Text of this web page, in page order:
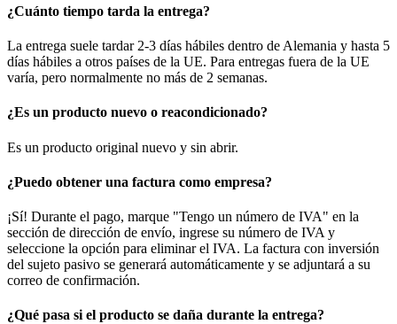
¿Cuánto tiempo tarda la entrega?
La entrega suele tardar 2-3 días hábiles dentro de Alemania y hasta 5
días hábiles a otros países de la UE. Para entregas fuera de la UE
varía, pero normalmente no más de 2 semanas.
¿Es un producto nuevo o reacondicionado?
Es un producto original nuevo y sin abrir.
¿Puedo obtener una factura como empresa?
¡Sí! Durante el pago, marque "Tengo un número de IVA" en la
sección de dirección de envío, ingrese su número de IVA y
seleccione la opción para eliminar el IVA. La factura con inversión
del sujeto pasivo se generará automáticamente y se adjuntará a su
correo de confirmación.
¿Qué pasa si el producto se daña durante la entrega?